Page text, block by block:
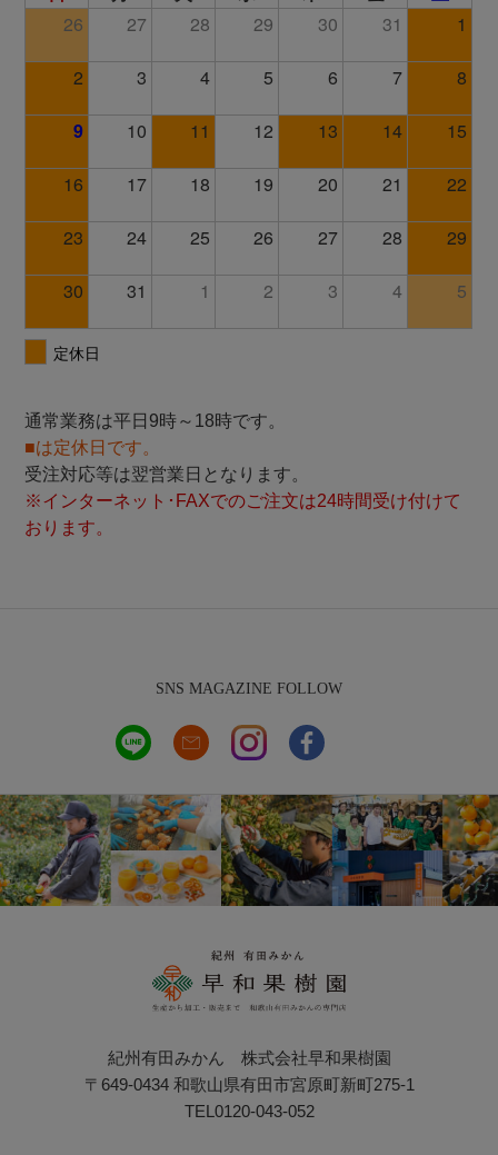
通常業務は平日9時～18時です。
■は定休日です。
受注対応等は翌営業日となります。
※インターネット･FAXでのご注文は24時間受け付けて
おります。
SNS MAGAZINE FOLLOW
紀州有田みかん 株式会社早和果樹園
〒649-0434 和歌山県有田市宮原町新町275-1
TEL0120-043-052